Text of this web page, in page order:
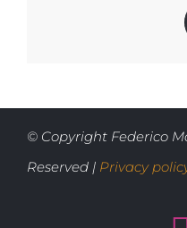
© Copyright Federico
Reserved | Privacy